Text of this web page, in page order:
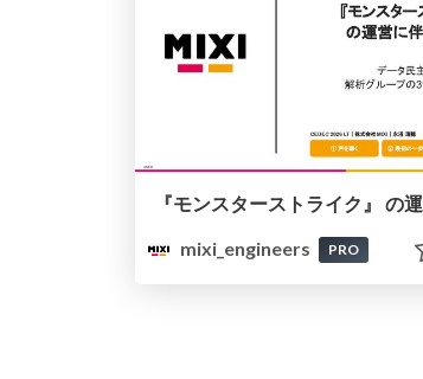
mixi_engineers
PRO